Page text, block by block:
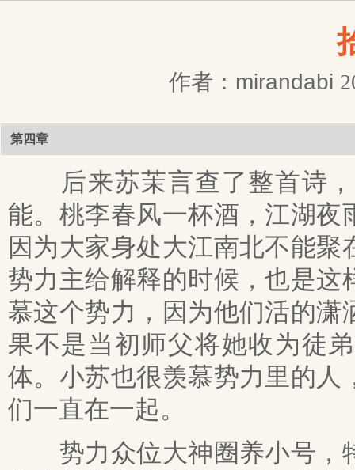
作者：mirandabi
第四章
后来苏茉言查了整首诗，
能。桃李春风一杯酒，江湖
因为大家身处大江南北不能
势力主给解释的时候，也是
慕这个势力，因为他们活的
果不是当初师父将她收为徒
体。小苏也很羡慕势力里的
们一直在一起。
势力众位大神圈养小号，